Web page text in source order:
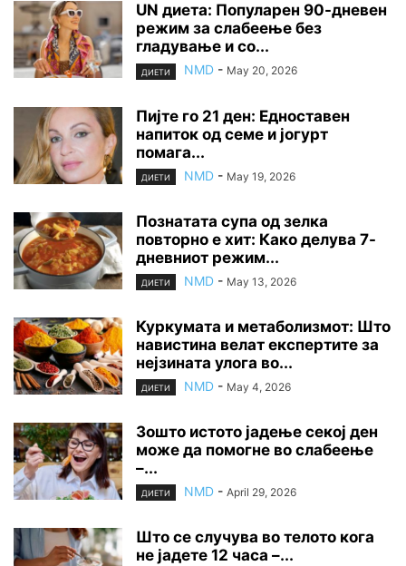
UN диета: Популарен 90-дневен
режим за слабеење без
гладување и со...
ДИЕТИ NMD - May 20, 2026
Пијте го 21 ден: Едноставен
напиток од семе и јогурт
помага...
ДИЕТИ NMD - May 19, 2026
Познатата супа од зелка
повторно е хит: Како делува 7-
дневниот режим...
ДИЕТИ NMD - May 13, 2026
Куркумата и метаболизмот: Што
навистина велат експертите за
нејзината улога во...
ДИЕТИ NMD - May 4, 2026
Зошто истото јадење секој ден
може да помогне во слабеење
–...
ДИЕТИ NMD - April 29, 2026
Што се случува во телото кога
не јадете 12 часа –...